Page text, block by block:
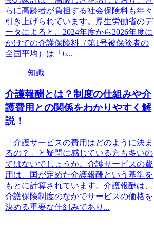
らに高齢者が負担する社会保険料も年々
引き上げられています。厚生労働省のデ
ータによると、2024年度から2026年度に
かけての介護保険料（第1号被保険者の
全国平均）は「6...
知識
介護報酬とは？制度の仕組みや介
護費用との関係をわかりやすく解
説！
「介護サービスの費用はどのように決ま
るの？」と疑問に感じている方も多いの
ではないでしょうか。介護サービスの費
用は、国が定めた介護報酬という基準を
もとに計算されています。介護報酬は、
介護保険制度のなかでサービスの価格を
決める重要な仕組みであり...